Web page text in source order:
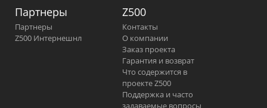
Партнеры
Партнеры
Z500 Интернешнл
Z500
Контакты
О компании
Заказ проекта
Гарантия и возврат
Что содержится в
проекте Z500
Поддержка и часто
задаваемые вопросы